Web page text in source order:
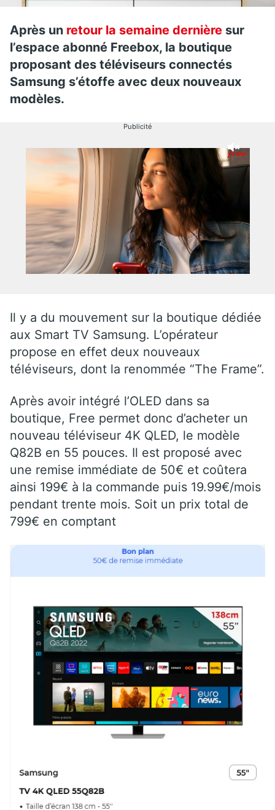
Après un retour la semaine dernière sur
l’espace abonné Freebox, la boutique
proposant des téléviseurs connectés
Samsung s’étoffe avec deux nouveaux
modèles.
Publicité
Il y a du mouvement sur la boutique dédiée
aux Smart TV Samsung. L’opérateur
propose en effet deux nouveaux
téléviseurs, dont la renommée “The Frame”.
Après avoir intégré l’OLED dans sa
boutique, Free permet donc d’acheter un
nouveau téléviseur 4K QLED, le modèle
Q82B en 55 pouces. Il est proposé avec
une remise immédiate de 50€ et coûtera
ainsi 199€ à la commande puis 19.99€/mois
pendant trente mois. Soit un prix total de
799€ en comptant